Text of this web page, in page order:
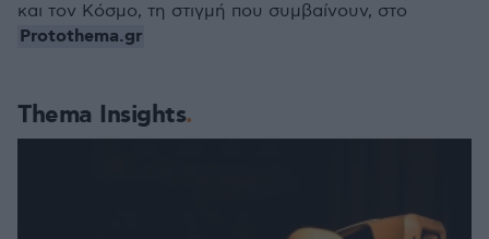
Thema Insights
και τον Κόσμο, τη στιγμή που συμβαίνουν, στο
Protothema.gr